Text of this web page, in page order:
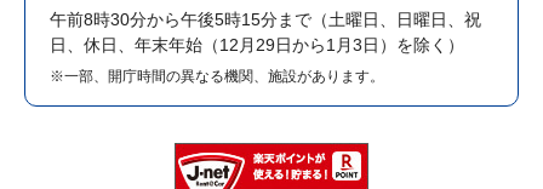
午前8時30分から午後5時15分まで （土曜日、日曜日、祝
日、休日、年末年始（12月29日から1月3日）を除く）
※一部、開庁時間の異なる機関、施設があります。